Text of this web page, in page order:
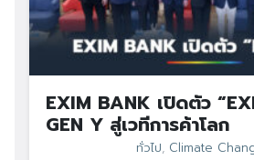
EXIM BANK เปิดตัว
GEN Y สู่เวทีการค้าโลก
ทั่วไป, Climate